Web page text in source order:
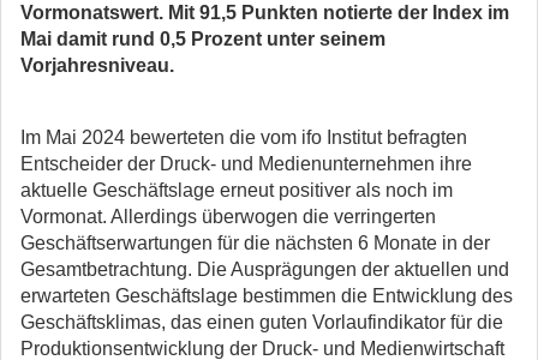
Vormonatswert. Mit 91,5 Punkten notierte der Index im
Mai damit rund 0,5 Prozent unter seinem
Vorjahresniveau.
Im Mai 2024 bewerteten die vom ifo Institut befragten
Entscheider der Druck- und Medienunternehmen ihre
aktuelle Geschäftslage erneut positiver als noch im
Vormonat. Allerdings überwogen die verringerten
Geschäftserwartungen für die nächsten 6 Monate in der
Gesamtbetrachtung. Die Ausprägungen der aktuellen und
erwarteten Geschäftslage bestimmen die Entwicklung des
Geschäftsklimas, das einen guten Vorlaufindikator für die
Produktionsentwicklung der Druck- und Medienwirtschaft